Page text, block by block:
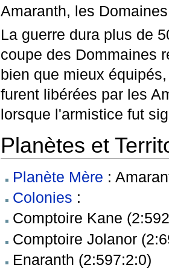
Amaranth, les
La guerre dura plus de
coupe des Dommaines
bien que mieux
furent libérées par les
lorsque l'armistice fut
Planètes et
Planète Mère :
Colonies :
Comptoire Kane
Comptoire Jolanor
Enaranth (2:597:2:0)